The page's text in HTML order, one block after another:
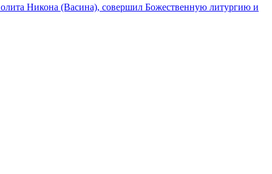
Никона (Васина), совершил Божественную литургию и